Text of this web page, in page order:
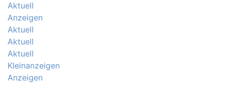
Aktuell
Anzeigen
Aktuell
Aktuell
Aktuell
Kleinanzeigen
Anzeigen